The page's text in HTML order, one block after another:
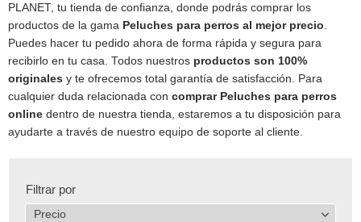
PLANET, tu tienda de confianza, donde podrás comprar los
productos de la gama Peluches para perros al mejor precio
Puedes hacer tu pedido ahora de forma rápida y segura para
recibirlo en tu casa. Todos nuestros productos son 100%
originales y te ofrecemos total garantía de satisfacción. Para
cualquier duda relacionada con comprar Peluches para perros
online dentro de nuestra tienda, estaremos a tu disposición para
ayudarte a través de nuestro equipo de soporte al cliente.
Filtrar por
Precio